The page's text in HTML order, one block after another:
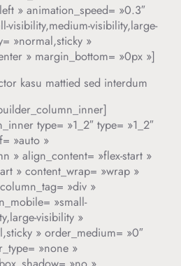
» animation_speed= »0.3″
visibility,medium-visibility,large-
»normal,sticky »
» margin_bottom= »0px »]
kasu mattied sed interdum
type= »1_2″ type= »1_2″
»auto »
» align_content= »flex-start »
» content_wrap= »wrap »
»div »
»small-
visibility »
» order_medium= »0″
»none »